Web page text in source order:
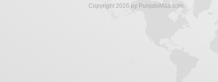
Copyright 2026 by PunjabiMaa.com